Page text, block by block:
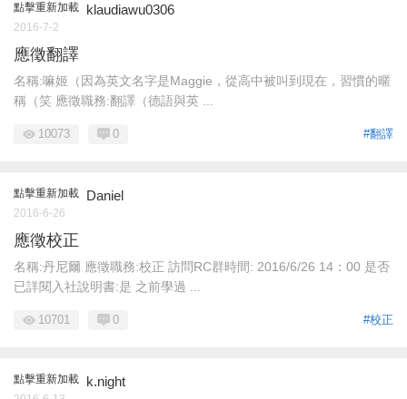
點擊重新加載 klaudiawu0306
2016-7-2
應徵翻譯
名稱:嘛姬（因為英文名字是Maggie，從高中被叫到現在，習慣的暱
稱（笑 應徵職務:翻譯（德語與英 ...
#翻譯
10073 0
點擊重新加載 Daniel
2016-6-26
應徵校正
名稱:丹尼爾 應徵職務:校正 訪問RC群時間: 2016/6/26 14：00 是否
已詳閱入社說明書:是 之前學過 ...
#校正
10701 0
點擊重新加載 k.night